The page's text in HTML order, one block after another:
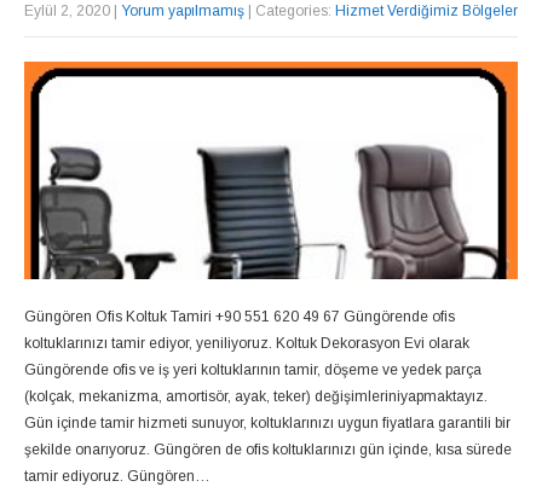
Eylül 2, 2020 | Yorum yapılmamış | Categories: Hizmet Verdiğimiz Bölgeler
Güngören Ofis Koltuk Tamiri +90 551 620 49 67 Güngörende ofis
koltuklarınızı tamir ediyor, yeniliyoruz. Koltuk Dekorasyon Evi olarak
Güngörende ofis ve iş yeri koltuklarının tamir, döşeme ve yedek parça
(kolçak, mekanizma, amortisör, ayak, teker) değişimleriniyapmaktayız.
Gün içinde tamir hizmeti sunuyor, koltuklarınızı uygun fiyatlara garantili bir
şekilde onarıyoruz. Güngören de ofis koltuklarınızı gün içinde, kısa sürede
tamir ediyoruz. Güngören…